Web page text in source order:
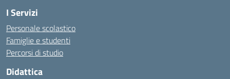
I Servizi
Personale scolastico
Famiglie e studenti
Percorsi di studio
Didattica